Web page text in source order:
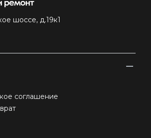
шоссе, д.19к1
соглашение